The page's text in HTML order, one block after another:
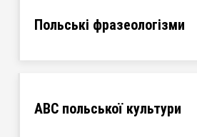
Польські фразеологізми
ABC польської культури